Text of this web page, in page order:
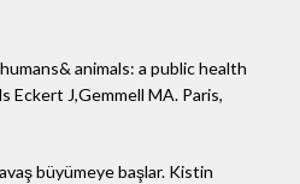
animals: a public health
Eckert J,Gemmell MA. Paris,
büyümeye başlar. Kistin